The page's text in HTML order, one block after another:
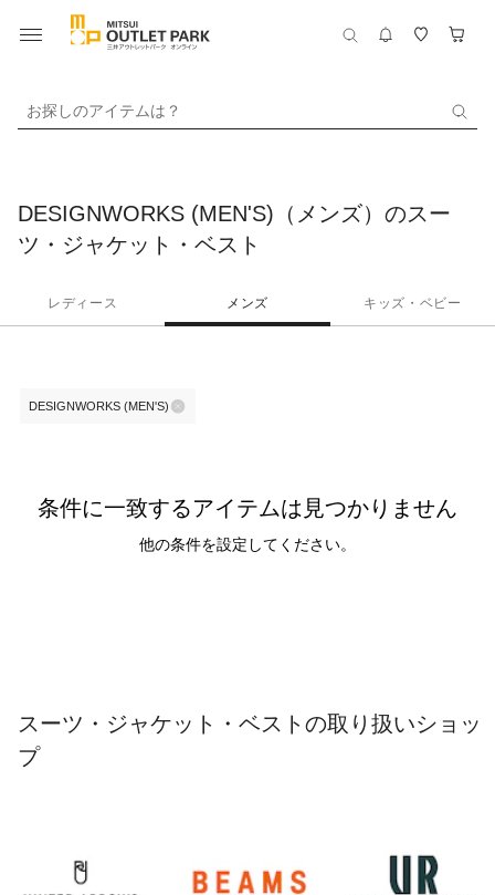
お探しのアイテムは？
DESIGNWORKS (MEN'S)（メンズ）のスー
ツ・ジャケット・ベスト
レディース メンズ キッズ・ベビー
DESIGNWORKS (MEN'S)
条件に一致するアイテムは見つかりません
他の条件を設定してください。
スーツ・ジャケット・ベストの取り扱いショッ
プ